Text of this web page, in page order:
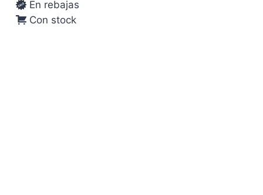
En rebajas
Con stock